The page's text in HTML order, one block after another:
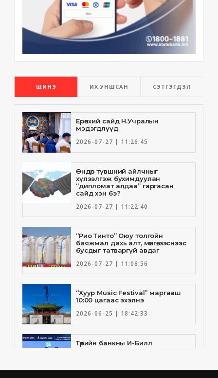
ШИНЭ ИХ УНШСАН СЭТГЭГДЭЛ
Ерөнхий сайд Н.Учралын
мэдэгдлүүд
2026-07-27 | 11:26:45
Өндөр түвшний айлчныг
хүлээлгэж бухимдуулан
“дипломат алдаа” гаргасан
сайд хэн бэ?
2026-07-27 | 11:22:40
“Рио Тинто” Оюу толгойн
баяжмал дахь алт, мөнгө, зэснээс
бусдыг татваргүй авдаг
2026-07-27 | 11:08:56
“Хуур Music Festival” маргааш
10:00 цагаас эхэлнэ
2026-06-25 | 18:42:33
Төрийн банкны И-Билл
үйлчилгээнд Голомт банк
2026-06-25 | 9:33:55